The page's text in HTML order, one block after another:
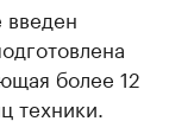
более 12